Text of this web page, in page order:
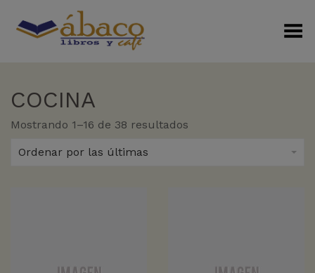
Menú Alterno
COCINA
Mostrando 1–16 de 38 resultados
Ordenar por las últimas